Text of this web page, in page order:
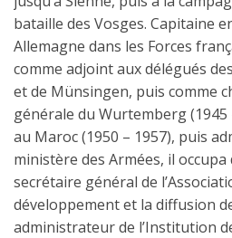
bataille des Vosges. Capitaine
Allemagne dans les Forces
comme adjoint aux délégués
et de Münsingen, puis comme
générale du Wurtemberg (1945
au Maroc (1950 – 1957), puis
ministère des Armées, il occupa
secrétaire général de
développement et la diffusion
administrateur de l’Institution